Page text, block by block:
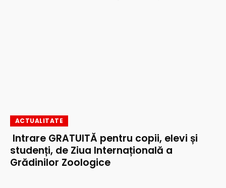
ACTUALITATE
Intrare GRATUITĂ pentru copii, elevi și
studenți, de Ziua Internațională a
Grădinilor Zoologice